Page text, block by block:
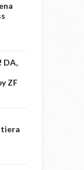
DA,
ZF